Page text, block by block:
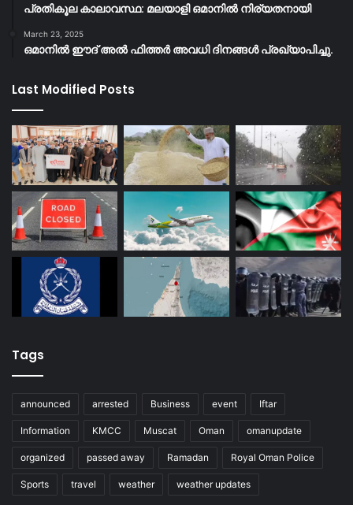
പ്രതികൂല കാലാവസ്ഥ: മലയാളി ഒമാനിൽ നിര്യതനായി
March 23, 2025
ഒമാനിൽ ഈദ് അൽ ഫിത്തർ അവധി ദിനങ്ങൾ പ്രഖ്യാപിച്ചു.
Last Modified Posts
Tags
announced arrested Business event Iftar
Information KMCC Muscat Oman omanupdate
organized passed away Ramadan Royal Oman Police
Sports travel weather weather updates